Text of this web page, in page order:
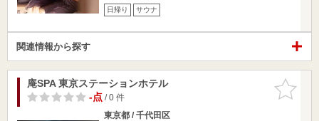
日帰り サウナ
関連情報から探す
お気に入
りに追加
庵SPA 東京ステーションホテル
-点/ 0 件
東京都 / 千代田区